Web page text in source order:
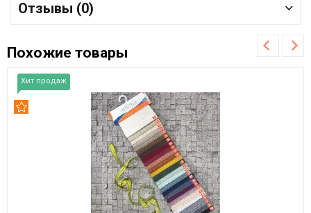
Отзывы (0)
Похожие товары
Хит продаж